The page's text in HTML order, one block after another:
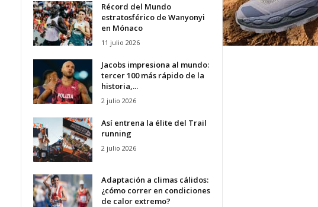
Récord del Mundo
estratosférico de Wanyonyi
en Mónaco
11 julio 2026
Jacobs impresiona al mundo:
tercer 100 más rápido de la
historia,...
2 julio 2026
Así entrena la élite del Trail
running
2 julio 2026
Adaptación a climas cálidos:
¿cómo correr en condiciones
de calor extremo?